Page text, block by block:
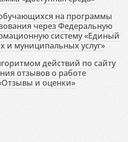
на программы
через Федеральную
систему «Единый
и муниципальных услуг»
действий по сайту
отзывов о работе
и оценки»